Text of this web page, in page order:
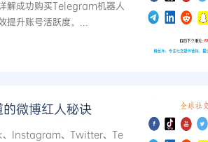
解成功购买Telegram机器人
升账号活跃度。...
微博红人秘诀
、Instagram、Twitter、Te